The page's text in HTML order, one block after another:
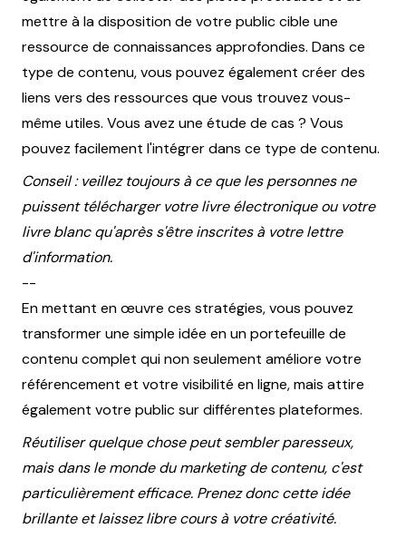
mettre à la disposition de votre public cible une
ressource de connaissances approfondies. Dans ce
type de contenu, vous pouvez également créer des
liens vers des ressources que vous trouvez vous-
même utiles. Vous avez une étude de cas ? Vous
pouvez facilement l'intégrer dans ce type de contenu.
Conseil : veillez toujours à ce que les personnes ne
puissent télécharger votre livre électronique ou votre
livre blanc qu'après s'être inscrites à votre lettre
d'information.
--
En mettant en œuvre ces stratégies, vous pouvez
transformer une simple idée en un portefeuille de
contenu complet qui non seulement améliore votre
référencement et votre visibilité en ligne, mais attire
également votre public sur différentes plateformes.
Réutiliser quelque chose peut sembler paresseux,
mais dans le monde du marketing de contenu, c'est
particulièrement efficace. Prenez donc cette idée
brillante et laissez libre cours à votre créativité.